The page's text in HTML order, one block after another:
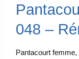
048 –
Pantacourt